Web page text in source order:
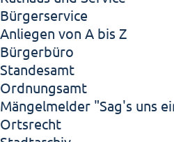
Bürgerservice
Anliegen von A bis Z
Bürgerbüro
Standesamt
Ordnungsamt
Mängelmelder "Sag's uns
Ortsrecht